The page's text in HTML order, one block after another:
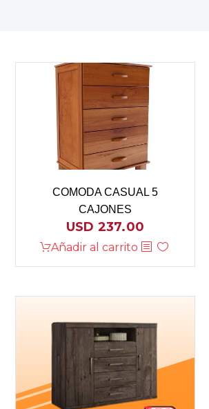
COMODA CASUAL 5
CAJONES
USD 237.00
Añadir al carrito